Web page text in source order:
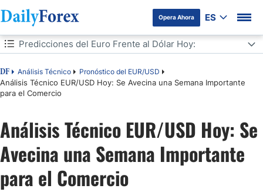
Opera Ahora ES
Tabla de contenidos
DF Análisis Técnico Pronóstico del EUR/USD
Análisis Técnico EUR/USD Hoy: Se Avecina una Semana Importante
para el Comercio
Predicciones del Euro Frente al Dólar Hoy:
Predicciones del Euro Frente al Dólar Hoy:
Análisis Técnico EUR/USD Hoy: Se
Avecina una Semana Importante
para el Comercio